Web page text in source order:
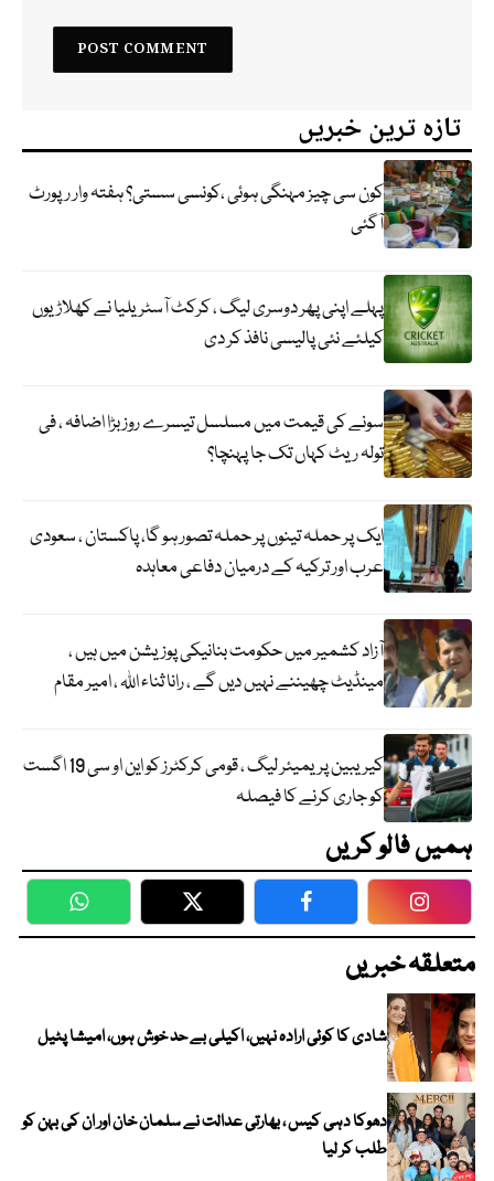
تازہ ترین خبریں
کون سی چیز مہنگی ہوئی ،کونسی سستی؟ ہفتہ وار رپورٹ
آگئی
پہلے اپنی پھر دوسری لیگ ، کرکٹ آسٹریلیا نے کھلاڑیوں
کیلئے نئی پالیسی نافذ کر دی
سونے کی قیمت میں مسلسل تیسرے روز بڑا اضافہ ، فی
تولہ ریٹ کہاں تک جا پہنچا؟
ایک پر حملہ تینوں پر حملہ تصور ہو گا، پاکستان ، سعودی
عرب اور ترکیہ کے درمیان دفاعی معاہدہ
آزاد کشمیر میں حکومت بنانیکی پوزیشن میں ہیں ،
مینڈیٹ چھیننے نہیں دیں گے ، رانا ثناء اللہ ، امیر مقام
کیریبین پریمیئر لیگ ، قومی کرکٹرز کو این او سی 19 اگست
کو جاری کرنے کا فیصلہ
ہمیں فالو کریں
WhatsApp Twitter Facebook
متعلقہ خبریں
شادی کا کوئی ارادہ نہیں، اکیلی بے حد خوش ہوں، امیشا پٹیل
دھوکا دہی کیس ، بھارتی عدالت نے سلمان خان اور ان کی بہن کو
طلب کر لیا